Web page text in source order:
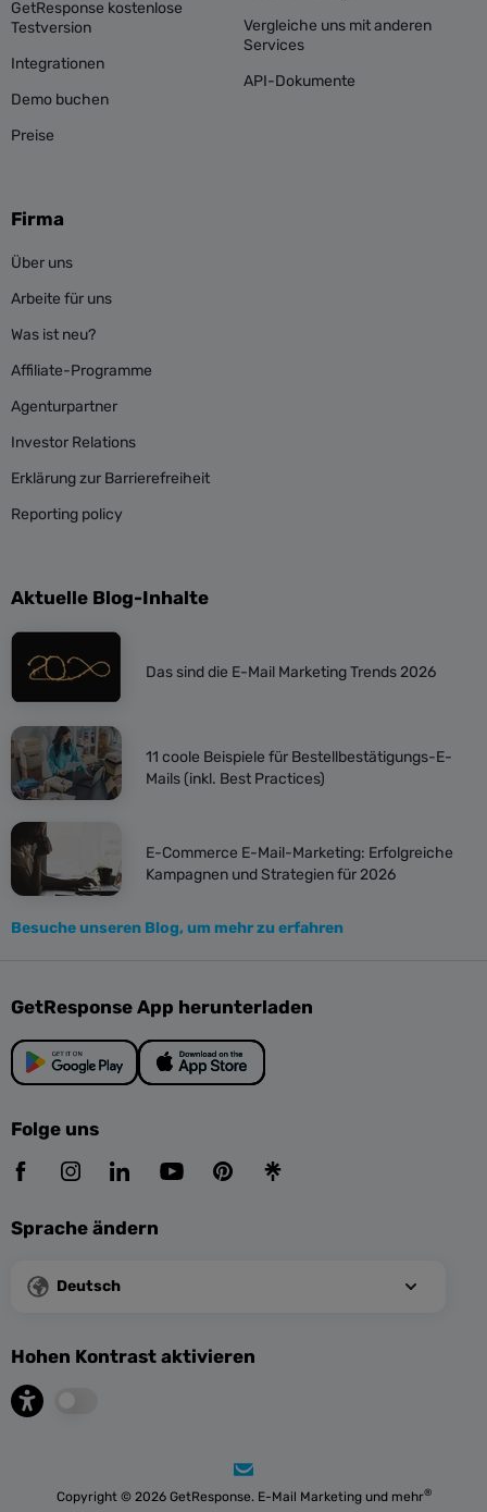
GetResponse kostenlose
Testversion
Integrationen
Demo buchen
Preise
Vergleiche uns mit anderen
Services
API-Dokumente
Firma
Über uns
Arbeite für uns
Was ist neu?
Affiliate-Programme
Agenturpartner
Investor Relations
Erklärung zur Barrierefreiheit
Reporting policy
Aktuelle Blog-Inhalte
Das sind die E-Mail Marketing Trends 2026
11 coole Beispiele für Bestellbestätigungs-E-
Mails (inkl. Best Practices)
E-Commerce E-Mail-Marketing: Erfolgreiche
Kampagnen und Strategien für 2026
Besuche unseren Blog, um mehr zu erfahren
GetResponse App herunterladen
Folge uns
Sprache ändern
Deutsch
Hohen Kontrast aktivieren
Copyright © 2026 GetResponse. E-Mail Marketing und mehr®